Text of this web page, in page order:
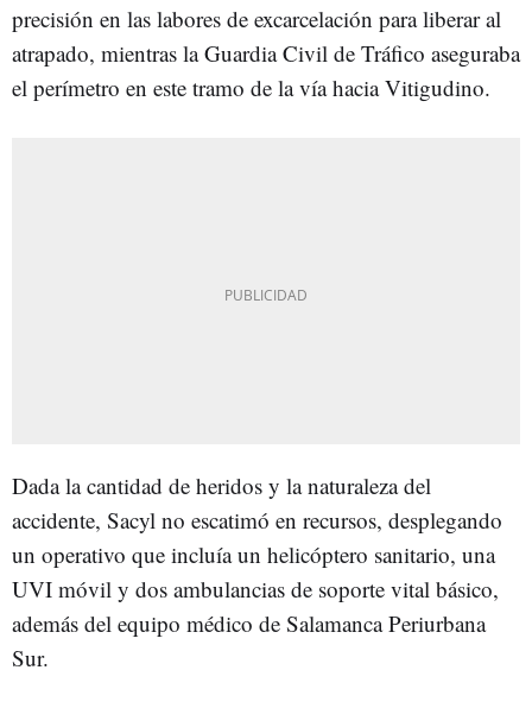
precisión en las labores de excarcelación para liberar al
atrapado, mientras la Guardia Civil de Tráfico aseguraba
el perímetro en este tramo de la vía hacia Vitigudino.
Dada la cantidad de heridos y la naturaleza del
accidente, Sacyl no escatimó en recursos, desplegando
un operativo que incluía un helicóptero sanitario, una
UVI móvil y dos ambulancias de soporte vital básico,
además del equipo médico de Salamanca Periurbana
Sur.